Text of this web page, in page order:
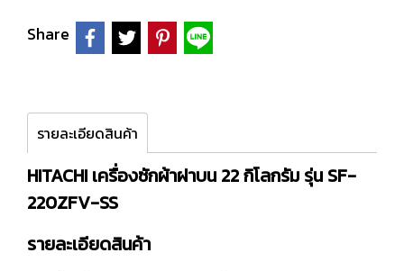
Share
รายละเอียดสินค้า
HITACHI เครื่องซักผ้าฝาบน 22 กิโลกรัม รุ่น SF-
220ZFV-SS
รายละเอียดสินค้า